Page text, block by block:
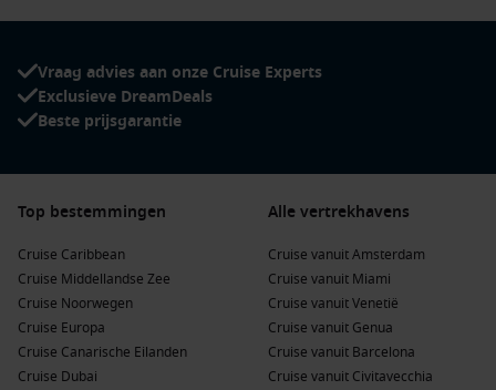
Vraag advies aan onze Cruise Experts
Exclusieve DreamDeals
Beste prijsgarantie
Top bestemmingen
Cruise Caribbean
Cruise Middellandse Zee
Cruise Noorwegen
Cruise Europa
Cruise Canarische Eilanden
Cruise Dubai
Alle vertrekhavens
Cruise vanuit Amsterdam
Cruise vanuit Miami
Cruise vanuit Venetië
Cruise vanuit Genua
Cruise vanuit Barcelona
Cruise vanuit Civitavecchia